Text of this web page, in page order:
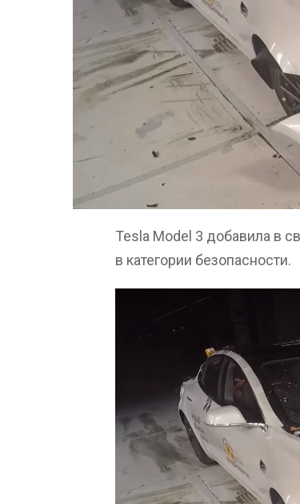
Tesla Model 3 добавила в
в категории безопасности.